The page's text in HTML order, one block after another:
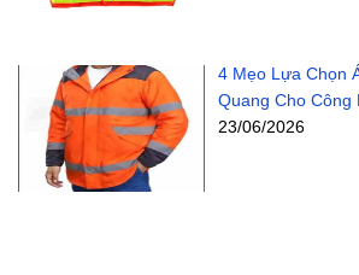
4 Mẹo Lựa Chọn
Quang Cho Công
23/06/2026